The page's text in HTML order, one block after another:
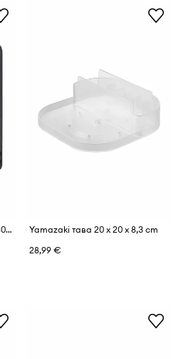
Yamazaki стойка от стомана 30 x 10 x 25 cm
Yamazaki тава 20 x 20 x 8,3 cm
28,99 €